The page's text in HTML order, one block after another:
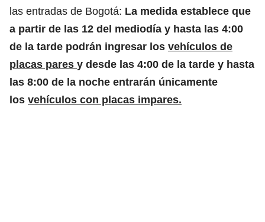
las entradas de Bogotá: La medida establece que
a partir de las 12 del mediodía y hasta las 4:00
de la tarde podrán ingresar los vehículos de
placas pares y desde las 4:00 de la tarde y hasta
las 8:00 de la noche entrarán únicamente
los vehículos con placas impares.